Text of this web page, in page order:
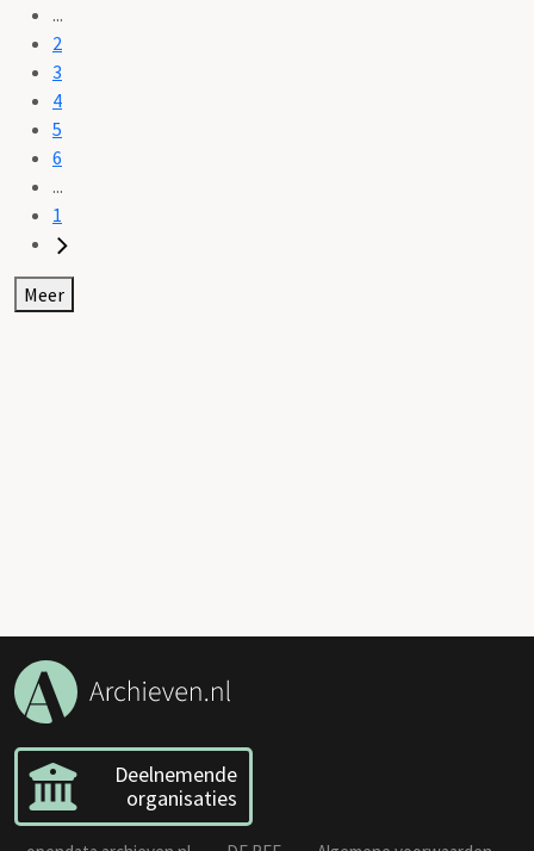
...
2
3
4
5
6
...
1
Meer
Deelnemende
organisaties